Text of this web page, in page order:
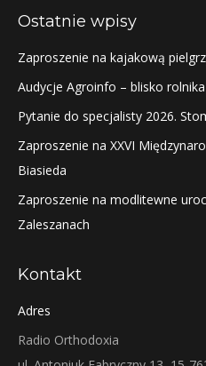
Ostatnie wpisy
Zaproszenie na kajakową
Audycje Agroinfo – blisko rolnika
Pytanie do specjalisty 2026.
Zaproszenie na XXVI
Biasieda
Zaproszenie na modlitewne
Zaleszanach
Kontakt
Adres
Radio Orthodoxia